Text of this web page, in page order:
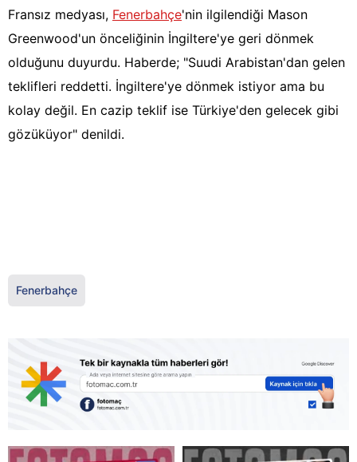
Fransız medyası, Fenerbahçe'nin ilgilendiği Mason
Greenwood'un önceliğinin İngiltere'ye geri dönmek
olduğunu duyurdu. Haberde; "Suudi Arabistan'dan gelen
teklifleri reddetti. İngiltere'ye dönmek istiyor ama bu
kolay değil. En cazip teklif ise Türkiye'den gelecek gibi
gözüküyor" denildi.
Fenerbahçe